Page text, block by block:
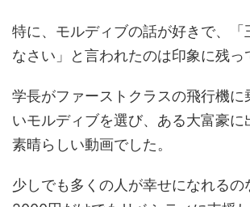
特に、モルディブの話が好きで、「
なさい」と言われたのは印象に残っ
学長がファーストクラスの飛行機に
いモルディブを選び、ある大富豪に
素晴らしい動画でした。
少しでも多くの人が幸せになれるの